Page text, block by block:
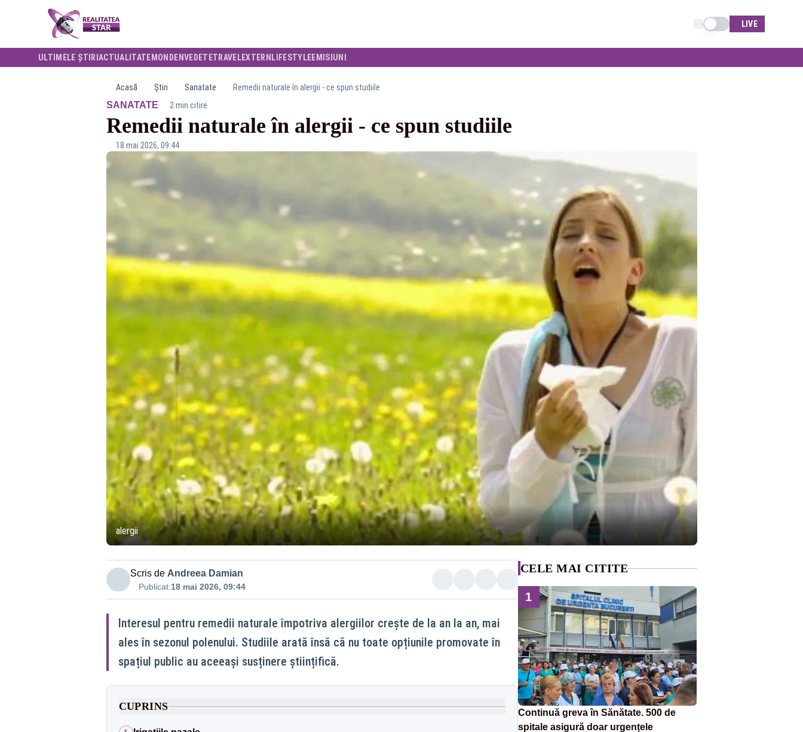
Schimba tema
LIVE
ULTIMELE ȘTIRI ACTUALITATE MONDENVEDETETRAVELEXTERN LIFESTYLEEMISIUNI
Acasă Știri Sanatate Remedii naturale în alergii - ce spun studiile
SANATATE· 2 min citire
Remedii naturale în alergii - ce spun studiile
18 mai 2026, 09:44
alergii
Scris de Andreea Damian
Publicat:18 mai 2026, 09:44
Interesul pentru remedii naturale împotriva alergiilor crește de la an la an, mai
ales în sezonul polenului. Studiile arată însă că nu toate opțiunile promovate în
spațiul public au aceeași susținere științifică.
CUPRINS
CELE MAI CITITE
1
Continuă greva în Sănătate. 500 de
spitale asigură doar urgențele